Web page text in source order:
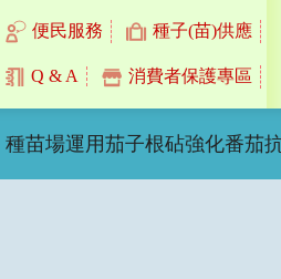
便民服務 種子(苗)供應
Q & A 消費者保護專區
種苗場運用茄子根砧強化番茄